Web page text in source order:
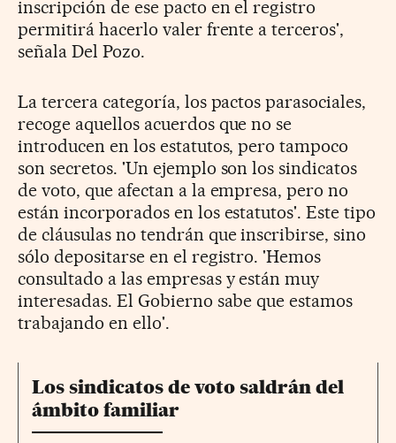
inscripción de ese pacto en el registro
permitirá hacerlo valer frente a terceros',
señala Del Pozo.
La tercera categoría, los pactos parasociales,
recoge aquellos acuerdos que no se
introducen en los estatutos, pero tampoco
son secretos. 'Un ejemplo son los sindicatos
de voto, que afectan a la empresa, pero no
están incorporados en los estatutos'. Este tipo
de cláusulas no tendrán que inscribirse, sino
sólo depositarse en el registro. 'Hemos
consultado a las empresas y están muy
interesadas. El Gobierno sabe que estamos
trabajando en ello'.
Los sindicatos de voto saldrán del
ámbito familiar